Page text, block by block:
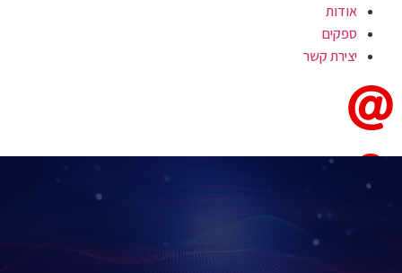
אודות
ספקים
יצירת קשר